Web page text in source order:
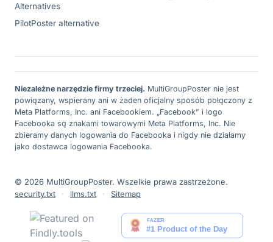
Alternatives
PilotPoster alternative
Niezależne narzędzie firmy trzeciej. MultiGroupPoster nie jest
powiązany, wspierany ani w żaden oficjalny sposób połączony z
Meta Platforms, Inc. ani Facebookiem. „Facebook” i logo
Facebooka są znakami towarowymi Meta Platforms, Inc. Nie
zbieramy danych logowania do Facebooka i nigdy nie działamy
jako dostawca logowania Facebooka.
© 2026 MultiGroupPoster. Wszelkie prawa zastrzeżone.
security.txt
· llms.txt · Sitemap